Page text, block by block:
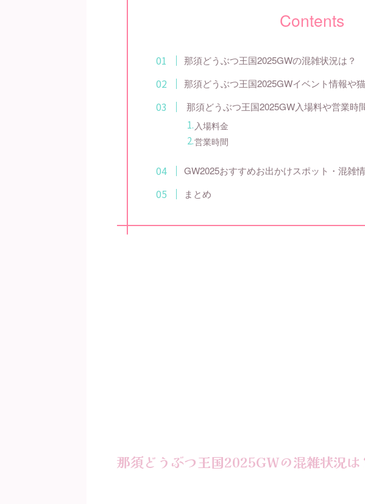
Contents
那須どうぶつ王国2025GWの混雑状況は？
那須どうぶつ王国2025GWイベント情報や
那須どうぶつ王国2025GW入場料や営業時
入場料金
営業時間
GW2025おすすめお出かけスポット・混雑
まとめ
那須どうぶつ王国2025GWの混雑状況は